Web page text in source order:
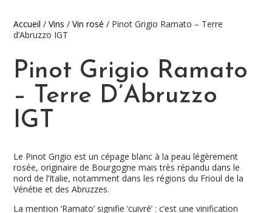
Accueil /Vins /Vin rosé / Pinot Grigio Ramato – Terre
d’Abruzzo IGT
Pinot Grigio Ramato
– Terre D’Abruzzo
IGT
Le Pinot Grigio est un cépage blanc à la peau légèrement
rosée, originaire de Bourgogne mais très répandu dans le
nord de l’Italie, notamment dans les régions du Frioul de la
Vénétie et des Abruzzes.
La mention ‘Ramato’ signifie ‘cuivré’ : c’est une vinification